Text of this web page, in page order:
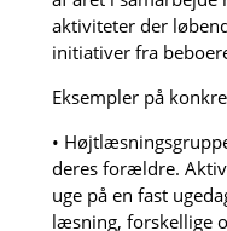
aktiviteter der
initiativer fra
Eksempler på
•
deres forældre.
uge på en fast
læsning, forskellige